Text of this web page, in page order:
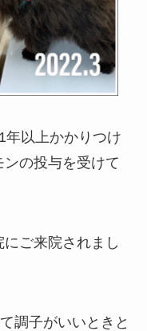
年以上かかりつけ
の投与を受けて
ご来院されまし
調子がいいときと